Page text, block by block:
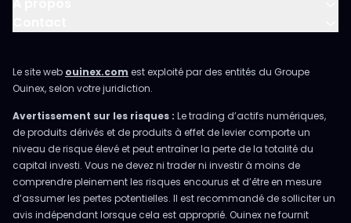
Le site web ouinex.com est exploité par des entités du Groupe
Ouinex, selon votre juridiction.
Avertissement sur les risques : Le trading d’actifs numériques,
de produits dérivés et de produits à effet de levier comporte un
niveau de risque élevé et peut entraîner la perte de la totalité du
capital investi. Vous ne devez ni trader ni investir à moins de
comprendre pleinement les risques encourus et d’être en mesure
d’assumer les pertes potentielles. Il est recommandé de solliciter un
avis indépendant lorsque cela est approprié. Ouinex ne fournit